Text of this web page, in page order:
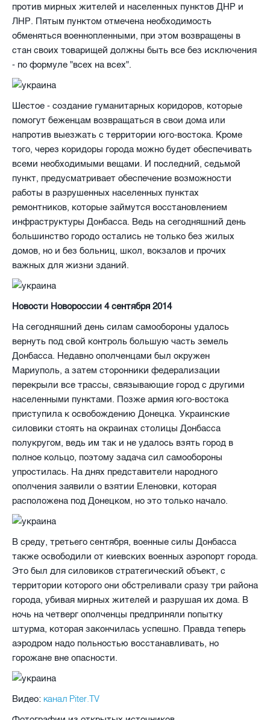
против мирных жителей и населенных пунктов ДНР и
ЛНР. Пятым пунктом отмечена необходимость
обменяться военнопленными, при этом возвращены в
стан своих товарищей должны быть все без исключения
- по формуле "всех на всех".
Шестое - создание гуманитарных коридоров, которые
помогут беженцам возвращаться в свои дома или
напротив выезжать с территории юго-востока. Кроме
того, через коридоры города можно будет обеспечивать
всеми необходимыми вещами. И последний, седьмой
пункт, предусматривает обеспечение возможности
работы в разрушенных населенных пунктах
ремонтников, которые займутся восстановлением
инфраструктуры Донбасса. Ведь на сегодняшний день
большинство городо остались не только без жилых
домов, но и без больниц, школ, вокзалов и прочих
важных для жизни зданий.
Новости Новороссии 4 сентября 2014
На сегодняшний день силам самообороны удалось
вернуть под свой контроль большую часть земель
Донбасса. Недавно ополченцами был окружен
Мариуполь, а затем сторонники федерализации
перекрыли все трассы, связывающие город с другими
населенными пунктами. Позже армия юго-востока
приступила к освобождению Донецка. Украинские
силовики стоять на окраинах столицы Донбасса
полукругом, ведь им так и не удалось взять город в
полное кольцо, поэтому задача сил самообороны
упростилась. На днях представители народного
ополчения заявили о взятии Еленовки, которая
расположена под Донецком, но это только начало.
В среду, третьего сентября, военные силы Донбасса
также освободили от киевских военных аэропорт города.
Это был для силовиков стратегический объект, с
территории которого они обстреливали сразу три района
города, убивая мирных жителей и разрушая их дома. В
ночь на четверг ополченцы предприняли попытку
штурма, которая закончилась успешно. Правда теперь
аэродром надо польностью восстанавливать, но
горожане вне опасности.
Видео: канал Piter.TV